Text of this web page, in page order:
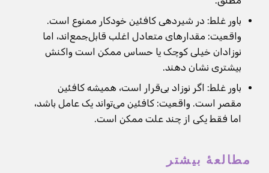
باور غلط: در شیردهی کافئین خودکار ممنوع است.
واقعیت: مقدارهای متعادل اغلب قابل‌جمع‌اند، اما
نوزادان خیلی کوچک یا حساس ممکن است واکنش
بیشتری نشان دهند.
باور غلط: اگر نوزاد بی‌قرار است، همیشه کافئین
مقصر است. واقعیت: کافئین می‌تواند یک عامل باشد،
اما فقط یکی از چند علت ممکن است.
مطالعهٔ بیشتر